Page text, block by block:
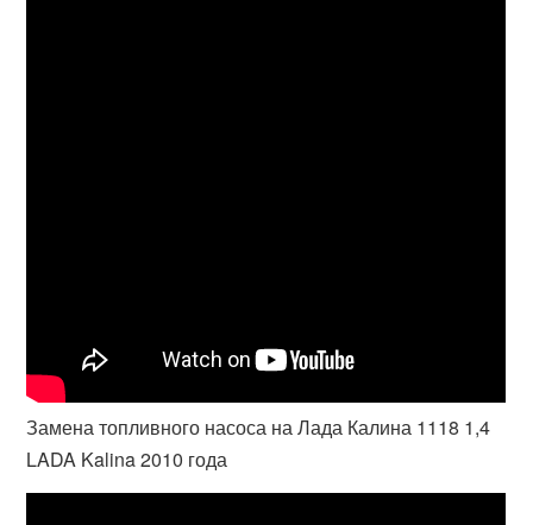
Замена топливного насоса на Лада Калина 1118 1,4
LADA Kalina 2010 года